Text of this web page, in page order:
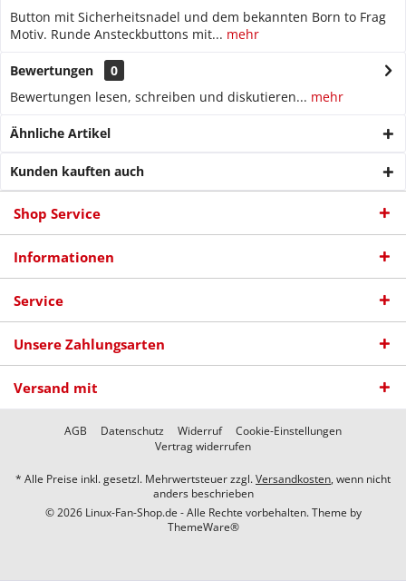
Button mit Sicherheitsnadel und dem bekannten Born to Frag
Motiv. Runde Ansteckbuttons mit... mehr
Bewertungen
0
Bewertungen lesen, schreiben und diskutieren... mehr
Ähnliche Artikel
Kunden kauften auch
Shop Service
Informationen
Service
Unsere Zahlungsarten
Versand mit
AGB Datenschutz Widerruf
Cookie-Einstellungen
Vertrag widerrufen
* Alle Preise inkl. gesetzl. Mehrwertsteuer zzgl.Versandkosten, wenn nicht
anders beschrieben
© 2026 Linux-Fan-Shop.de - Alle Rechte vorbehalten. Theme by
ThemeWare®